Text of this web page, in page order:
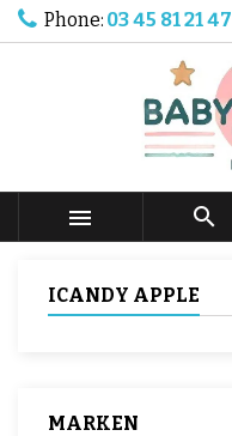
Phone: 03 45 81 21 47
 
ICANDY APPLE
MARKEN